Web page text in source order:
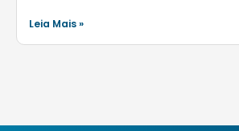
Leia Mais »